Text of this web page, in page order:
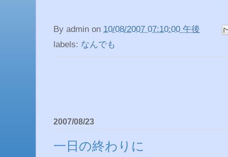
By admin on 10/08/2007 07:10:00 午後
labels: なんでも
2007/08/23
一日の終わりに